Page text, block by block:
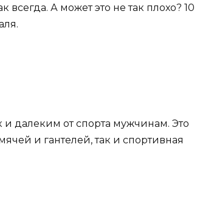
А может это не так плохо? 10
и далеким от спорта мужчинам. Это
и гантелей, так и спортивная